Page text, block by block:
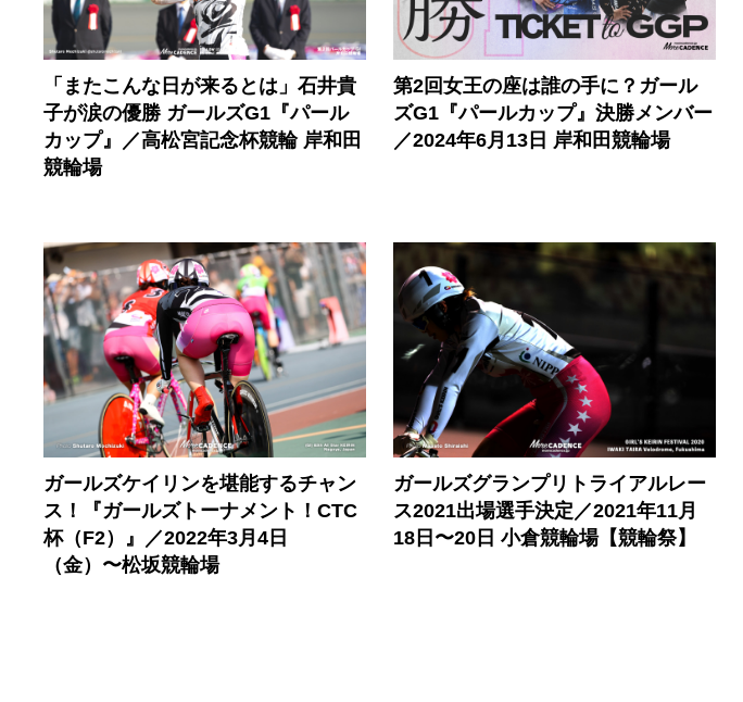
「またこんな日が来るとは」石井貴
子が涙の優勝 ガールズG1『パール
カップ』／高松宮記念杯競輪 岸和田
競輪場
第2回女王の座は誰の手に？ガール
ズG1『パールカップ』決勝メンバー
／2024年6月13日 岸和田競輪場
ガールズケイリンを堪能するチャン
ス！『ガールズトーナメント！CTC
杯（F2）』／2022年3月4日
（金）〜松坂競輪場
ガールズグランプリトライアルレー
ス2021出場選手決定／2021年11月
18日〜20日 小倉競輪場【競輪祭】